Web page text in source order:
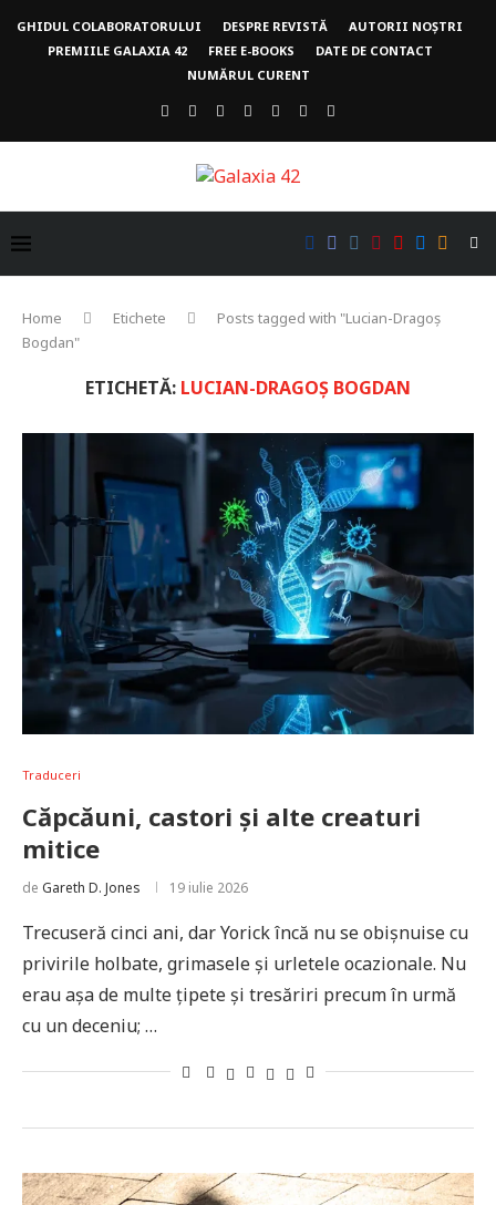
GHIDUL COLABORATORULUI DESPRE REVISTĂ
AUTORII NOȘTRI
PREMIILE GALAXIA 42
FREE E-BOOKS
DATE DE CONTACT
NUMĂRUL CURENT
Home Etichete
Posts tagged with "Lucian-Dragoș
Bogdan"
ETICHETĂ: LUCIAN-DRAGOȘ BOGDAN
Traduceri
Căpcăuni, castori și alte creaturi
mitice
de Gareth D. Jones 19 iulie 2026
Trecuseră cinci ani, dar Yorick încă nu se obișnuise cu
privirile holbate, grimasele și urletele ocazionale. Nu
erau așa de multe țipete și tresăriri precum în urmă
cu un deceniu; …